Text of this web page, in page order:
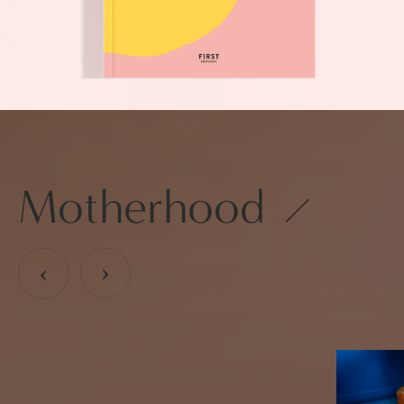
Motherhood
› ›